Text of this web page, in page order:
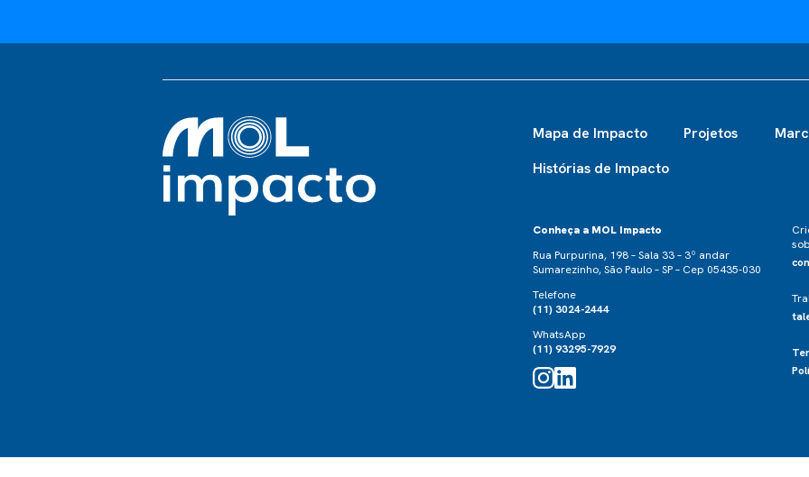
Mapa de Impacto Projetos
Histórias de Impacto
Conheça a MOL Impacto
Rua Purpurina, 198 – Sala 33 – 3º andar
Sumarezinho, São Paulo – SP – Cep 05435-030
Telefone
(11) 3024-2444
WhatsApp
(11) 93295-7929